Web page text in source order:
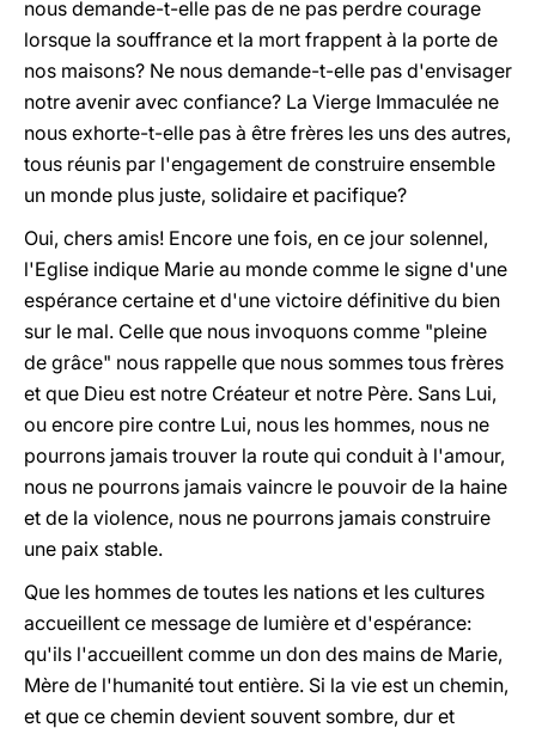
nous demande-t-elle pas de ne pas perdre courage
lorsque la souffrance et la mort frappent à la porte de
nos maisons? Ne nous demande-t-elle pas d'envisager
notre avenir avec confiance? La Vierge Immaculée ne
nous exhorte-t-elle pas à être frères les uns des autres,
tous réunis par l'engagement de construire ensemble
un monde plus juste, solidaire et pacifique?
Oui, chers amis! Encore une fois, en ce jour solennel,
l'Eglise indique Marie au monde comme le signe d'une
espérance certaine et d'une victoire définitive du bien
sur le mal. Celle que nous invoquons comme "pleine
de grâce" nous rappelle que nous sommes tous frères
et que Dieu est notre Créateur et notre Père. Sans Lui,
ou encore pire contre Lui, nous les hommes, nous ne
pourrons jamais trouver la route qui conduit à l'amour,
nous ne pourrons jamais vaincre le pouvoir de la haine
et de la violence, nous ne pourrons jamais construire
une paix stable.
Que les hommes de toutes les nations et les cultures
accueillent ce message de lumière et d'espérance:
qu'ils l'accueillent comme un don des mains de Marie,
Mère de l'humanité tout entière. Si la vie est un chemin,
et que ce chemin devient souvent sombre, dur et